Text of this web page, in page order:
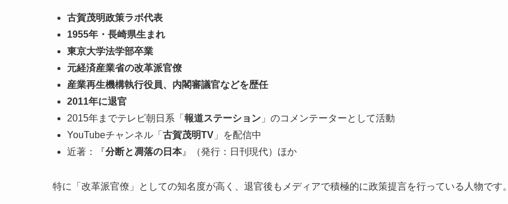
古賀茂明政策ラボ代表
1955年・長崎県生まれ
東京大学法学部卒業
元経済産業省の改革派官僚
産業再生機構執行役員、内閣審議官などを歴任
2011年に退官
2015年までテレビ朝日系「 報道ステーション 」のコメンテーターとして活動
YouTubeチャンネル「 古賀茂明TV 」を配信中
近著：『分断と凋落の日本』（発行：日刊現代）ほか
特に「改革派官僚」としての知名度が高く、退官後もメディアで積極的に政策提言を行っている人物です。